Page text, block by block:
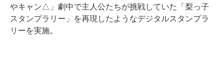
やキャン△」劇中で主人公たちが挑戦していた「梨っ子
スタンプラリー」を再現したようなデジタルスタンプラ
リーを実施。